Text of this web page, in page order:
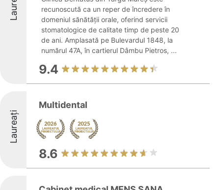
recunoscută ca un reper de încredere în
domeniul sănătății orale, oferind servicii
stomatologice de calitate timp de peste 20
de ani. Amplasată pe Bulevardul 1848, la
numărul 47A, în cartierul Dâmbu Pietros, ...
9.4
Laureați
Multidental
8.6